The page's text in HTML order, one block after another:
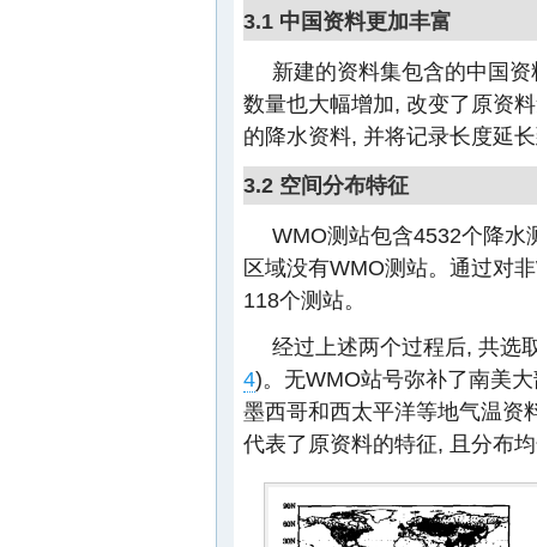
3.1 中国资料更加丰富
新建的资料集包含的中国
数量也大幅增加, 改变了原资
的降水资料, 并将记录长度延
3.2 空间分布特征
WMO测站包含4532个降水
区域没有WMO测站。通过对
118个测站。
经过上述两个过程后, 共选
4)。无WMO站号弥补了南美
墨西哥和西太平洋等地气温资
代表了原资料的特征, 且分布